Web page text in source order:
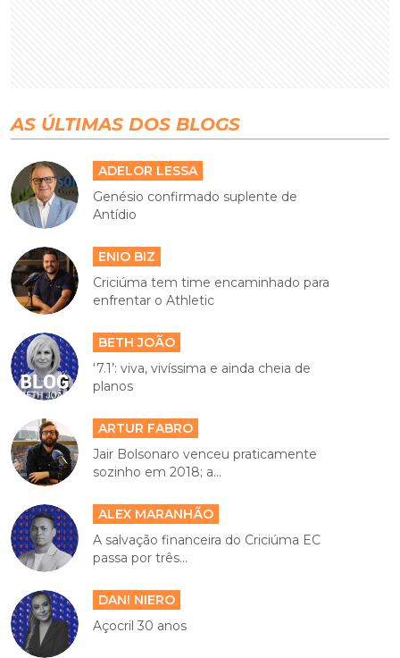
AS ÚLTIMAS DOS BLOGS
ADELOR LESSA
Genésio confirmado suplente de
Antídio
ENIO BIZ
Criciúma tem time encaminhado para
enfrentar o Athletic
BETH JOÃO
‘7.1’: viva, vivíssima e ainda cheia de
planos
ARTUR FABRO
Jair Bolsonaro venceu praticamente
sozinho em 2018; a...
ALEX MARANHÃO
A salvação financeira do Criciúma EC
passa por três...
DANI NIERO
Açocril 30 anos